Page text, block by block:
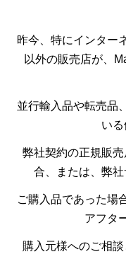
昨今、特にインター
以外の販売店が、
並行輸入品や転売品
いる
弊社契約の正規販
合、または、弊
ご購入品であった場
アフタ
購入元様へのご相